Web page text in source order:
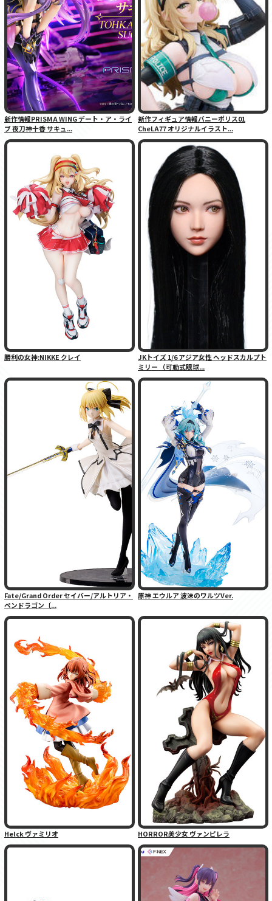
新作情報PRISMA WING デート・ア・ライ
ブ 夜刀神十香 サキュ...
新作フィギュア情報バニーポリス01
CheLA77 オリジナルイラスト...
勝利の女神:NIKKE クレイ
JKトイズ 1/6 アジア女性 ヘッドスカルプト
ミリー （可動式眼球...
Fate/Grand Order セイバー/アルトリア・
ペンドラゴン〔...
原神 エウルア 波沫のワルツVer.
Helck ヴァミリオ HORROR美少女 ヴァンピレラ